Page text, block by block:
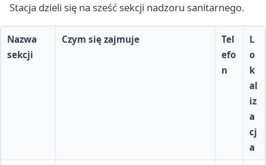
Stacja dzieli się na sześć sekcji nadzoru sanitarnego.
Nazwa
sekcji
Czym się zajmuje
Tel
efo
n
L
o
k
al
iz
a
cj
a